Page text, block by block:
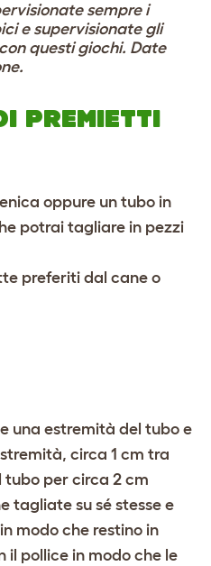
sempre i
e supervisionate gli
questi giochi. Date
PREMIETTI
oppure un tubo in
potrai tagliare in pezzi
preferiti dal cane o
una estremità del tubo e
circa 1 cm tra
tubo per circa 2 cm
tagliate su sé stesse e
modo che restino in
il pollice in modo che le